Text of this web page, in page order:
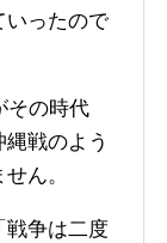
いったので
その時代
戦のよう
ん。
争は二度